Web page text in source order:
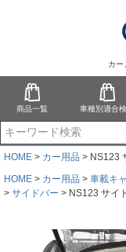
カー
商品一覧 車種別適合
HOME カー用品
NS123
HOME
カー用品 車載キ
サイドバー
NS123 サイ